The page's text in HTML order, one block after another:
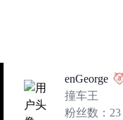
enGeorge
撞车王
粉丝数：23